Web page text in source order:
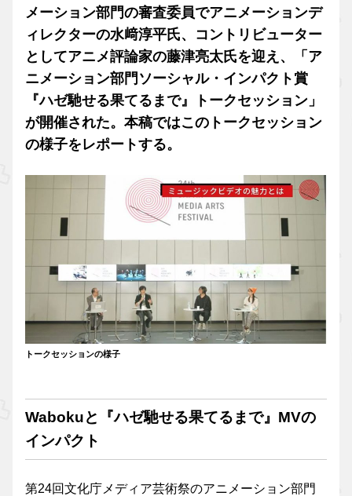
メーション部門の審査委員でアニメーションデ
ィレクターの水﨑淳平氏、コントリビューター
としてアニメ評論家の藤津亮太氏を迎え、「ア
ニメーション部門ソーシャル・インパクト賞
『ハゼ馳せる果てるまで』トークセッション」
が開催された。本稿ではこのトークセッション
の様子をレポートする。
トークセッションの様子
Wabokuと『ハゼ馳せる果てるまで』MVの
インパクト
第24回文化庁メディア芸術祭のアニメーション部門